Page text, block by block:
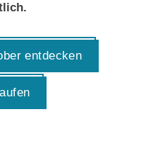
entdecken